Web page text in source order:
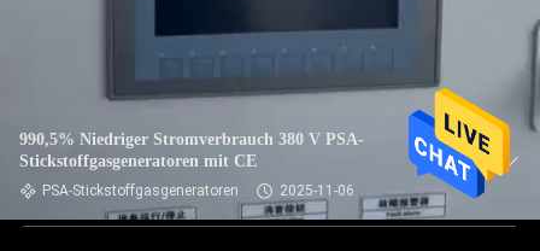
990,5% Niedriger Stromverbrauch 380 V PSA-
Stickstoffgasgeneratoren mit CE
PSA-Stickstoffgasgeneratoren 2025-11-06